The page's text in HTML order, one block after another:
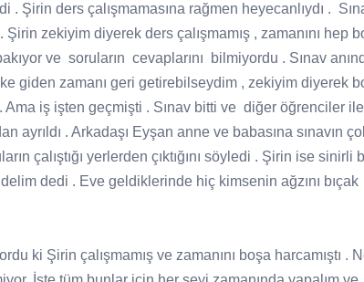
. Şirin ders çalışmamasına rağmen heyecanlıydı .
Şirin zekiyim diyerek ders çalışmamış , zamanını hep
ve soruların cevaplarını
bilmiyordu . Sınav
giden zamanı geri getirebilseydim , zekiyim diyerek
iş işten geçmişti . Sınav bitti ve diğer öğrenciler ile
ayrıldı . Arkadaşı Eyşan anne ve babasına sınavın
çalıştığı yerlerden çıktığını söyledi . Şirin ise sinirli
dedi . Eve geldiklerinde hiç kimsenin ağzını bıçak
ki Şirin çalışmamış ve zamanını boşa harcamıştı .